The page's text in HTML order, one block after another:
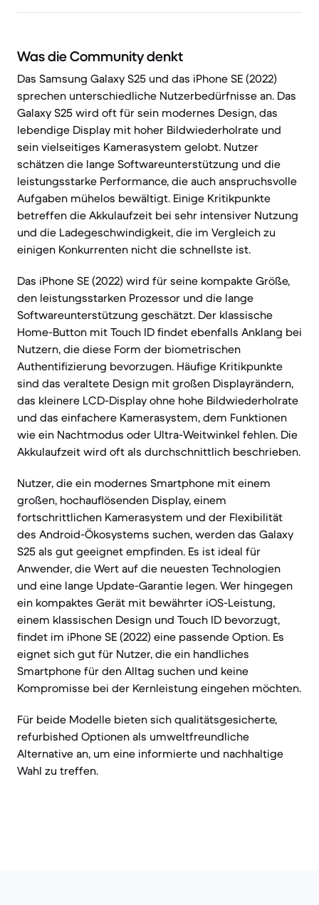
Was die Community denkt
Das Samsung Galaxy S25 und das iPhone SE (2022)
sprechen unterschiedliche Nutzerbedürfnisse an. Das
Galaxy S25 wird oft für sein modernes Design, das
lebendige Display mit hoher Bildwiederholrate und
sein vielseitiges Kamerasystem gelobt. Nutzer
schätzen die lange Softwareunterstützung und die
leistungsstarke Performance, die auch anspruchsvolle
Aufgaben mühelos bewältigt. Einige Kritikpunkte
betreffen die Akkulaufzeit bei sehr intensiver Nutzung
und die Ladegeschwindigkeit, die im Vergleich zu
einigen Konkurrenten nicht die schnellste ist.
Das iPhone SE (2022) wird für seine kompakte Größe,
den leistungsstarken Prozessor und die lange
Softwareunterstützung geschätzt. Der klassische
Home-Button mit Touch ID findet ebenfalls Anklang bei
Nutzern, die diese Form der biometrischen
Authentifizierung bevorzugen. Häufige Kritikpunkte
sind das veraltete Design mit großen Displayrändern,
das kleinere LCD-Display ohne hohe Bildwiederholrate
und das einfachere Kamerasystem, dem Funktionen
wie ein Nachtmodus oder Ultra-Weitwinkel fehlen. Die
Akkulaufzeit wird oft als durchschnittlich beschrieben.
Nutzer, die ein modernes Smartphone mit einem
großen, hochauflösenden Display, einem
fortschrittlichen Kamerasystem und der Flexibilität
des Android-Ökosystems suchen, werden das Galaxy
S25 als gut geeignet empfinden. Es ist ideal für
Anwender, die Wert auf die neuesten Technologien
und eine lange Update-Garantie legen. Wer hingegen
ein kompaktes Gerät mit bewährter iOS-Leistung,
einem klassischen Design und Touch ID bevorzugt,
findet im iPhone SE (2022) eine passende Option. Es
eignet sich gut für Nutzer, die ein handliches
Smartphone für den Alltag suchen und keine
Kompromisse bei der Kernleistung eingehen möchten.
Für beide Modelle bieten sich qualitätsgesicherte,
refurbished Optionen als umweltfreundliche
Alternative an, um eine informierte und nachhaltige
Wahl zu treffen.